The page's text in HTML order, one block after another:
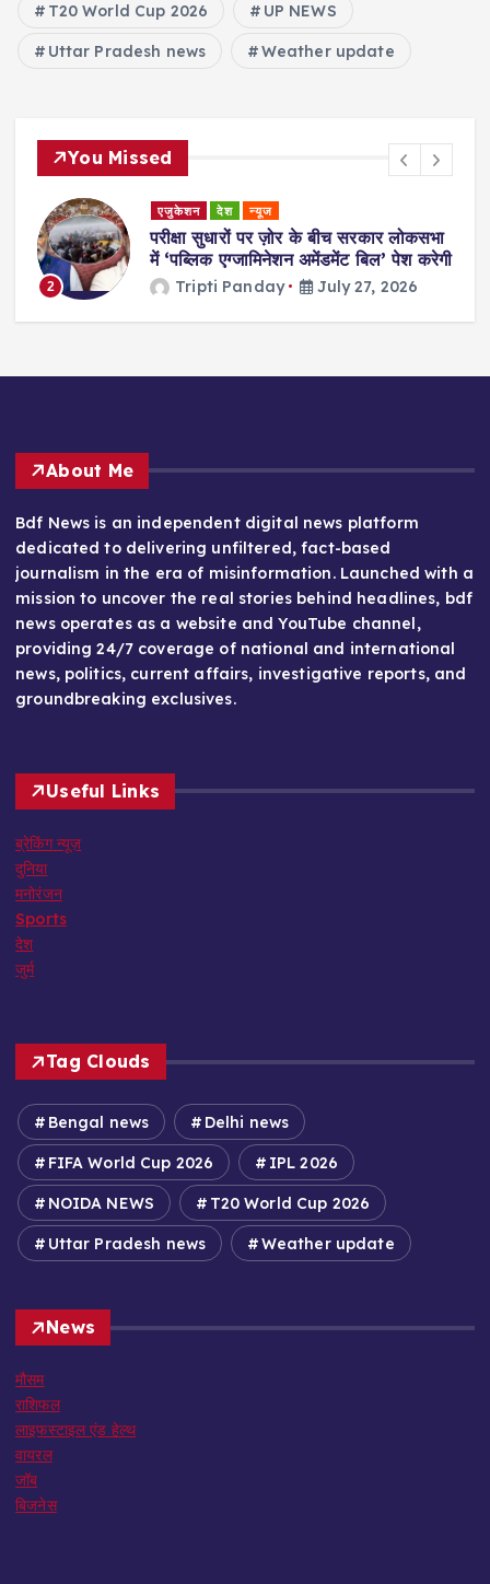
T20 World Cup 2026 UP NEWS
Uttar Pradesh news Weather update
You Missed
एजुकेशन देश
परीक्षा सुधारों पर ज़ोर के बीच सरकार लोकसभा
में ‘पब्लिक एग्जामिनेशन अमेंडमेंट बिल’ पेश करेगी
Tripti Panday July 27, 2026 3
About Me
Bdf News is an independent digital news platform
dedicated to delivering unfiltered, fact-based
journalism in the era of misinformation. Launched with a
mission to uncover the real stories behind headlines, bdf
news operates as a website and YouTube channel,
providing 24/7 coverage of national and international
news, politics, current affairs, investigative reports, and
groundbreaking exclusives.
Useful Links
ब्रेकिंग न्यूज़
दुनिया
मनोरंजन
Sports
देश
जुर्म
Tag Clouds
Bengal news Delhi news
FIFA World Cup 2026 IPL 2026
NOIDA NEWS T20 World Cup 2026
Uttar Pradesh news Weather update
News
मौसम
राशिफल
लाइफस्टाइल एंड हेल्थ
वायरल
जॉब
बिजनेस